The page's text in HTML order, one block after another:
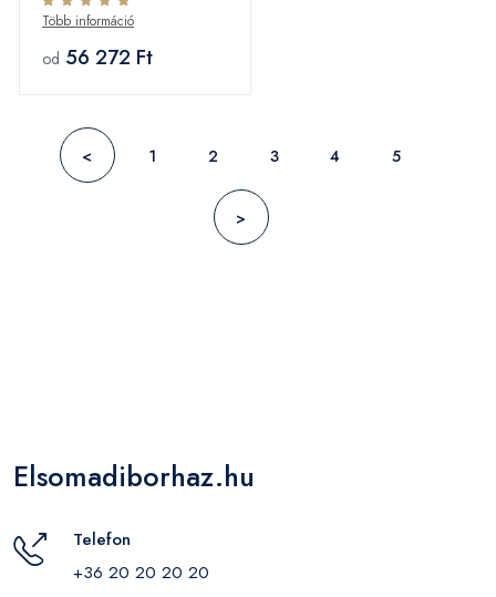
Richard 40% 0,7L
Több információ
od 56 272 Ft
< 1 2 3 4 5
>
Elsomadiborhaz.hu
Telefon
+36 20 20 20 20